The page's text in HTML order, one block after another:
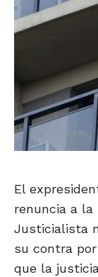
El
renuncia a la
Justicialista
su contra
que la